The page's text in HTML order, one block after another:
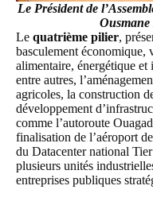
Le Président de
Le quatrième pilier,
basculement économique,
alimentaire, énergétique
entre autres,
agricoles, la construction
développement
comme l’autoroute
finalisation de l’aéroport
du Datacenter national
plusieurs unités
entreprises publiques